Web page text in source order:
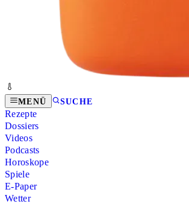
MENÜ SUCHE
Rezepte
Dossiers
Videos
Podcasts
Horoskope
Spiele
E-Paper
Wetter